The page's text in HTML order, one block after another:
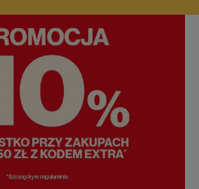
BUTY DLA DZIEWCZYNKI
0-4 lat
4-8 lat
9-16 lat